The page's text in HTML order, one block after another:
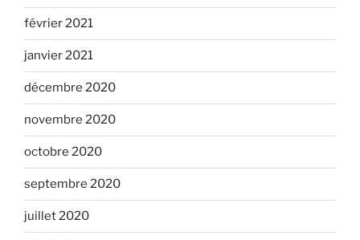
février 2021
janvier 2021
décembre 2020
novembre 2020
octobre 2020
septembre 2020
juillet 2020